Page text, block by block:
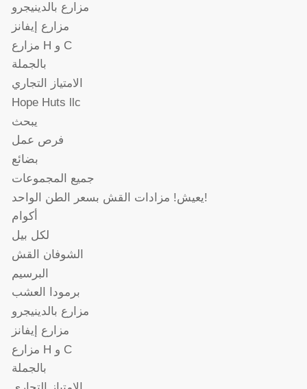
مزارع بالدينيجرو
مزارع إيفانز
مزارع H و C
بالجملة
الامتياز التجاري
Hope Huts llc
يبحث
فرص عمل
بضائع
جميع المجموعات
يعيش! مزادات القش بسعر الطن الواحد!
أكوام
لكل بيل
الشوفان القش
البرسيم
برمودا العشب
مزارع بالدينيجرو
مزارع إيفانز
مزارع H و C
بالجملة